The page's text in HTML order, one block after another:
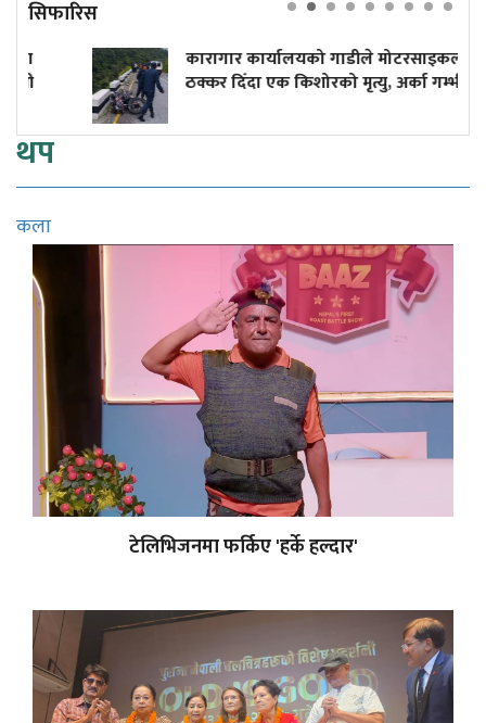
सिफारिस
कारागार कार्यालयको गाडीले मोटरसाइकललाई
ठक्कर दिँदा एक किशोरको मृत्यु, अर्का गम्भीर घाइते
थप
कला
टेलिभिजनमा फर्किए 'हर्के हल्दार'